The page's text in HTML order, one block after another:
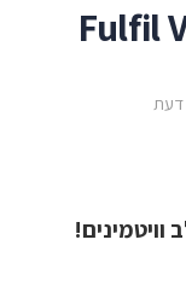
Fulfil
דעת
וויטמינים!